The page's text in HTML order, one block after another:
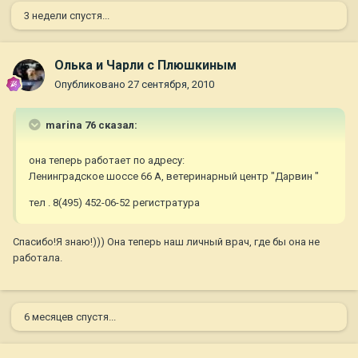
3 недели спустя...
Олька и Чарли с Плюшкиным
Опубликовано 27 сентября, 2010
marina 76 сказал:
она теперь работает по адресу:
Ленинградское шоссе 66 А, ветеринарный центр "Дарвин "
тел . 8(495) 452-06-52 регистратура
Спасибо!Я знаю!))) Она теперь наш личный врач, где бы она не
работала.
6 месяцев спустя...